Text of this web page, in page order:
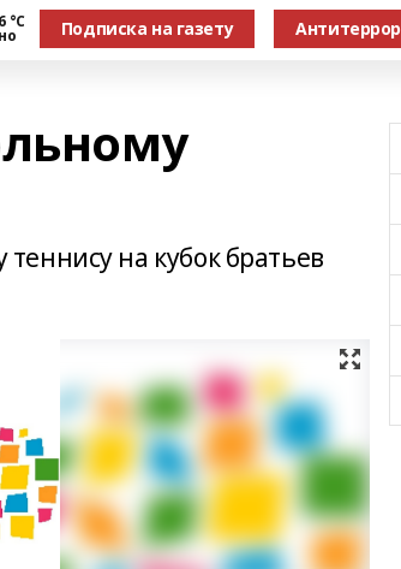
°С Подписка на газету Антитеррор
на кубок братьев